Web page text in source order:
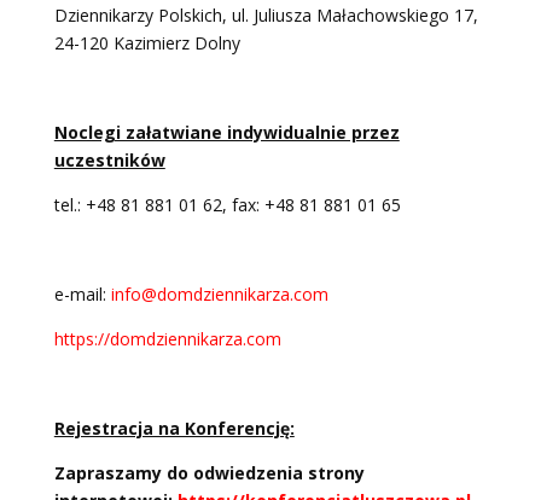
Dziennikarzy Polskich, ul. Juliusza Małachowskiego 17,
24-120 Kazimierz Dolny
Noclegi załatwiane indywidualnie przez
uczestników
tel.: +48 81 881 01 62, fax: +48 81 881 01 65
e-mail: info@domdziennikarza.com
https://domdziennikarza.com
Rejestracja na Konferencję:
Zapraszamy do odwiedzenia strony